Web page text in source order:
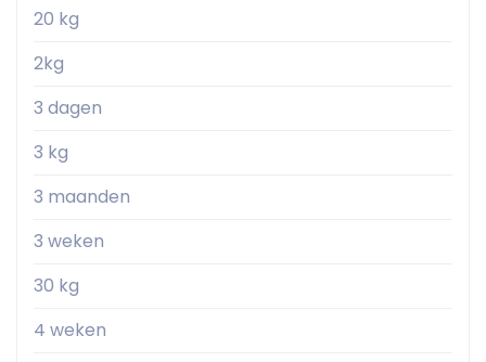
20 kg
2kg
3 dagen
3 kg
3 maanden
3 weken
30 kg
4 weken